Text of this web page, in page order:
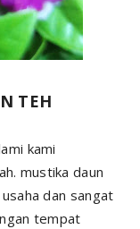
TEH
kami
mustika daun
dan sangat
tempat